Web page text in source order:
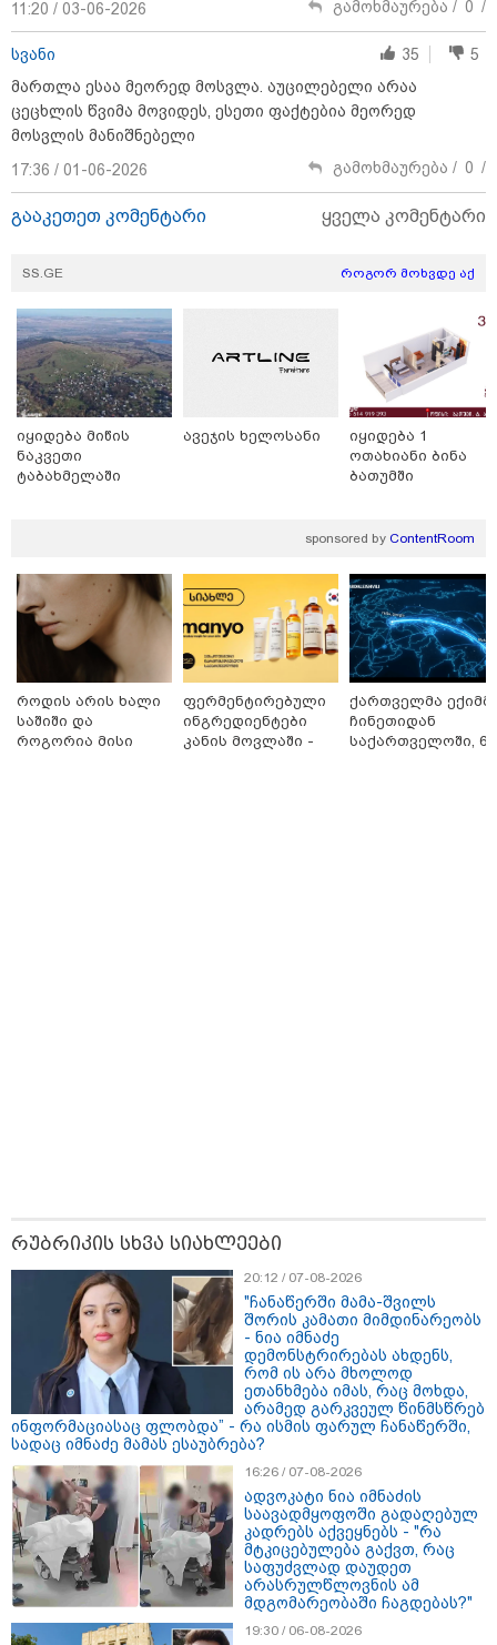
თბილისი - ანტალია 826.90
თბილისი - ბუდაპეშტი 1130.80
ლარიდან
15:49 / 06-08-2026
შეიძინე ალდაგის სამოგზაურო დაზღვევა და
მიიღე გაორმაგებული ინტერნეტი
საზოგადოება
11:20 / 03-06-2026 გამოხმაურება / 0 /
სვანი 35
5
მართლა ესაა მეორედ მოსვლა. აუცილებელი არაა
ცეცხლის წვიმა მოვიდეს, ესეთი ფაქტებია მეორედ
მოსვლის მანიშნებელი
17:36 / 01-06-2026
გამოხმაურება / 0 /
გააკეთეთ კომენტარი ყველა კომენტარი
SS.GE როგორ მოხვდე აქ
იყიდება მიწის
ნაკვეთი
ტაბახმელაში
ავეჯის ხელოსანი
იყიდება 1
ოთახიანი ბინა
ბათუმში
sponsored by ContentRoom
როდის არის ხალი
საშიში და
როგორია მისი
ფერმენტირებული
ინგრედიენტები
კანის მოვლაში -
ქართველმა
ჩინეთიდან
საქართველოში, 6
რუბრიკის სხვა სიახლეები
20:12 / 07-08-2026
"ჩანაწერში მამა-შვილს
შორის კამათი მიმდინარეობს
- ნია იმნაძე
დემონსტრირებას ახდენს,
რომ ის არა მხოლოდ
ეთანხმება იმას, რაც მოხდა,
არამედ გარკვეულ წინმსწრებ
ინფორმაციასაც ფლობდა” - რა ისმის ფარულ ჩანაწერში,
სადაც იმნაძე მამას ესაუბრება?
16:26 / 07-08-2026
ადვოკატი ნია იმნაძის
საავადმყოფოში გადაღებულ
კადრებს აქვეყნებს - "რა
მტკიცებულება გაქვთ, რაც
საფუძვლად დაუდეთ
არასრულწლოვნის ამ
მდგომარეობაში ჩაგდებას?"
19:30 / 06-08-2026